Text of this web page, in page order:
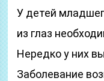
У детей
из глаз
Нередко у них
Заболевание